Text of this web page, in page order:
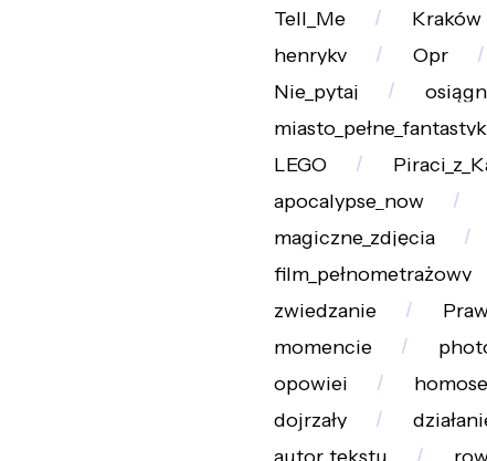
Tell_Me
Kraków
henrykv
Opr
Nie_pytaj
LEGO
apocalypse_now
magiczne_zdjęcia
film_pełnometrażowy
zwiedzanie
momencie
opowiei
dojrzały